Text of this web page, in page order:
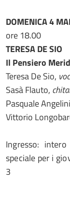
DOMENICA 4
ore 18.00
TERESA DE SIO
Il Pensiero
Teresa De Sio,
Sasà Flauto,
Pasquale
Vittorio
Ingresso:
speciale per i
3